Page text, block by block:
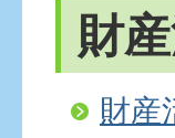
財
財産